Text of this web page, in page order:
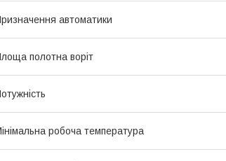
автоматики
полотна воріт
робоча температура